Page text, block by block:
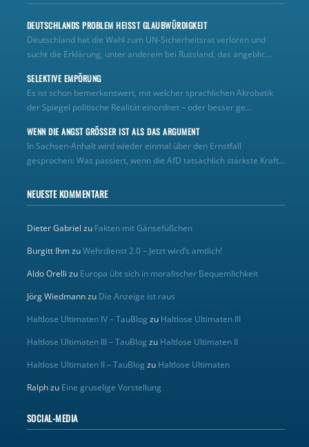
DEUTSCHLANDS PROBLEM HEISST GLAUBWÜRDIGKEIT
Deutschland hat die Wahl zum UN‑Sicherheitsrat verloren und
sucht die Erklärung, unter anderem bei Russland, das angeblic...
SELEKTIVE EMPÖRUNG
Es ist schon bemerkenswert, mit welcher sprachlichen Akrobatik
der Spiegel politische Realität einordnet – oder besser ge...
WENN DIE ANGST GRÖSSER IST ALS DAS ARGUMENT
In Sachsen-Anhalt wird wieder einmal über den Ernstfall
gesprochen: Was passiert, wenn die AfD tatsächlich stärkste Kraft...
NEUESTE KOMMENTARE
Dieter Gabriel zu Fakten mit Gänsefüßchen
Burgitt IhmzuWehrdienst 2.0 – Jetzt wird’s amtlich!
Aldo Orelli zu Europa übt sich in moralischer Bequemlichkeit
Jörg Wiedmannzu Die Anzeige ist raus
Haltlose Ultimaten IV – TauBlog zu Haltlose Ultimaten III
Haltlose Ultimaten III – TauBlog zu Haltlose Ultimaten II
Haltlose Ultimaten II – TauBlog zu Haltlose Ultimaten
Ralphzu Eine gruselige Vorstellung
SOCIAL-MEDIA